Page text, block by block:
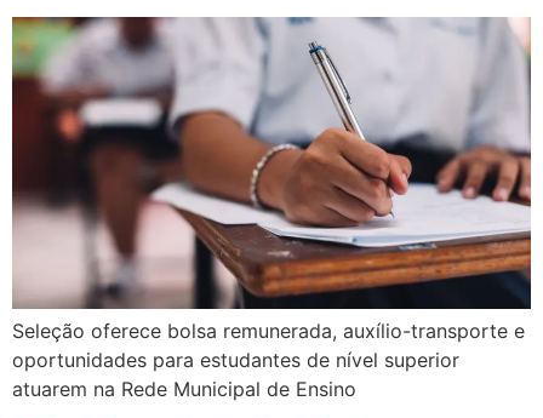
Seleção oferece bolsa remunerada, auxílio-transporte e
oportunidades para estudantes de nível superior
atuarem na Rede Municipal de Ensino